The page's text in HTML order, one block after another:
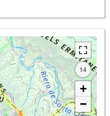
14
+
−